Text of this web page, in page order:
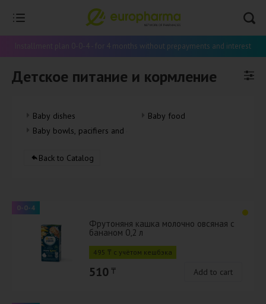
Installment plan 0-0-4 - for 4 months without prepayments and interest
Детское питание и кормление
Baby dishes
Baby bowls, pacifiers and dummies
Baby food
Back to Catalog
0-0-4
Фрутоняня кашка молочно овсяная с
бананом 0,2 л
495 ₸ с учётом кешбэка
510 ₸ Add to cart